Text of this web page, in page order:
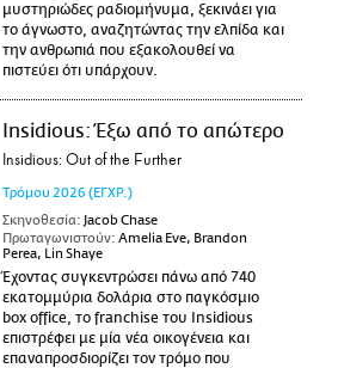
μυστηριώδες ραδιομήνυμα, ξεκινάει για
το άγνωστο, αναζητώντας την ελπίδα και
την ανθρωπιά που εξακολουθεί να
πιστεύει ότι υπάρχουν.
Insidious: Έξω από το απώτερο
Insidious: Out of the Further
Τρόμου 2026 (ΕΓΧΡ.)
Σκηνοθεσία: Jacob Chase
Πρωταγωνιστούν: Amelia Eve, Brandon
Perea, Lin Shaye
Έχοντας συγκεντρώσει πάνω από 740
εκατομμύρια δολάρια στο παγκόσμιο
box office, το franchise του Insidious
επιστρέφει με μία νέα οικογένεια και
επαναπροσδιορίζει τον τρόμο που